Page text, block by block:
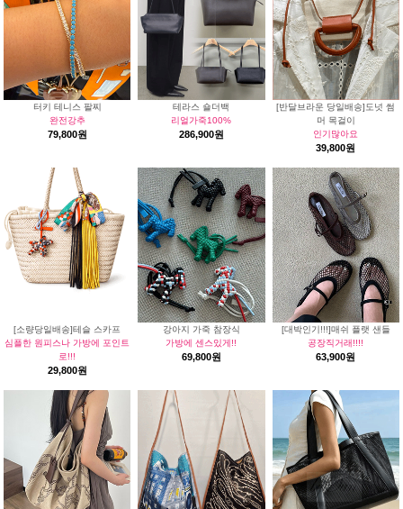
터키 테니스 팔찌
완전강추
79,800원
테라스 숄더백
리얼가죽100%
286,900원
[반달브라운 당일배송]도넛 썸
머 목걸이
인기많아요
39,800원
[소량당일배송]테슬 스카프
심플한 원피스나 가방에 포인트
로!!!
29,800원
강아지 가죽 참장식
가방에 센스있게!!
69,800원
[대박인기!!!]매쉬 플랫 샌들
공장직거래!!!!
63,900원